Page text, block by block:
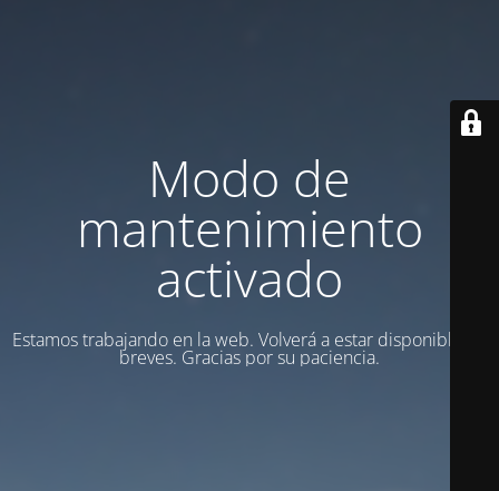
Modo de
mantenimiento
activado
Estamos trabajando en la web. Volverá a estar disponible en
breves. Gracias por su paciencia.